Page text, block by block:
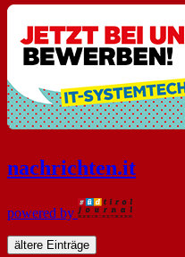
nachrichten.it
powered by
ältere Einträge